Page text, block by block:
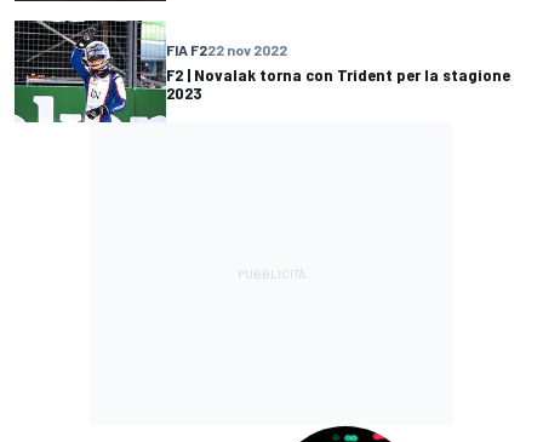
FIA F222 nov 2022
F2 | Novalak torna con Trident per la stagione
2023